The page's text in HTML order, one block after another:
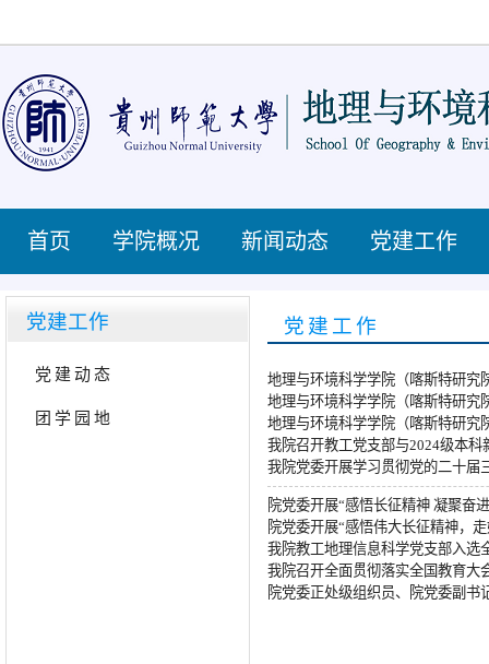
首页 学院概况 新闻动态 党建工作
党建工作
党建动态
团学园地
党建工作
地理与环境科学学院（喀斯特研究
地理与环境科学学院（喀斯特研究
地理与环境科学学院（喀斯特研究
我院召开教工党支部与2024级本
我院党委开展学习贯彻党的二十届
院党委开展“感悟长征精神 凝聚奋
院党委开展“感悟伟大长征精神，
我院教工地理信息科学党支部入选
我院召开全面贯彻落实全国教育大
院党委正处级组织员、院党委副